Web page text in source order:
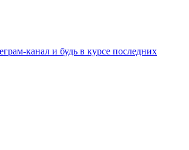
канал и будь в курсе последних